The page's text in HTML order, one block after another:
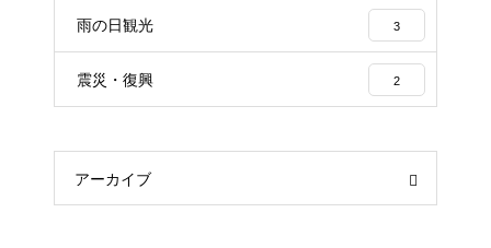
雨の日観光 3
震災・復興 2
アーカイブ